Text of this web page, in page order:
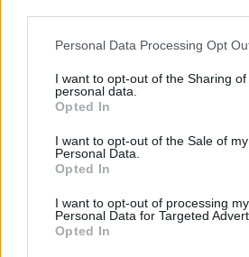
Personal Data Processing Opt
I want to opt-out of the Sharing of
personal data.
Opted In
I want to opt-out of the Sale of my
Personal Data.
Opted In
I want to opt-out of processing my
Personal Data for Targeted
Opted In
Sutinku su taisyklėmis
This site
Privacy
Serviceapply.